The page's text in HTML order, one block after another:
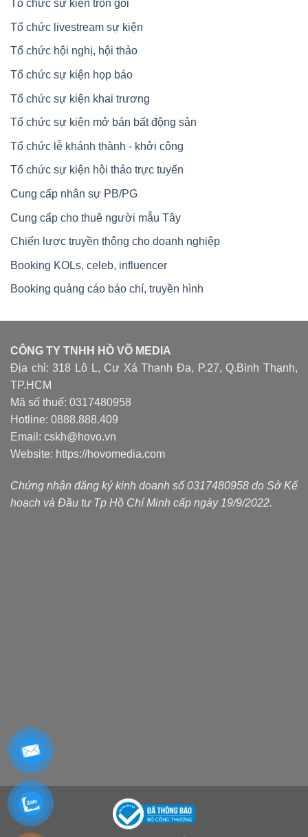
Tổ chức sự kiện trọn gói
Tổ chức livestream sự kiện
Tổ chức hội nghị, hội thảo
Tổ chức sự kiện họp báo
Tổ chức sự kiện khai trương
Tổ chức sự kiện mở bán bất động sản
Tổ chức lễ khánh thành - khởi công
Tổ chức sự kiện hội thảo trực tuyến
Cung cấp nhân sự PB/PG
Cung cấp cho thuê người mẫu Tây
Chiến lược truyền thông cho doanh nghiệp
Booking KOLs, celeb, influencer
Booking quảng cáo báo chí, truyền hình
CÔNG TY TNHH HỒ VÕ MEDIA
Địa chỉ: 318 Lô L, Cư Xá Thanh Đa, P.27, Q.Bình Thạnh,
TP.HCM
Mã số thuế: 0317480958
Hotline: 0888.888.409
Email: cskh@hovo.vn
Website: https://hovomedia.com
Chứng nhận đăng ký kinh doanh số 0317480958 do Sở Kế
hoạch và Đầu tư Tp Hồ Chí Minh cấp ngày 19/9/2022.